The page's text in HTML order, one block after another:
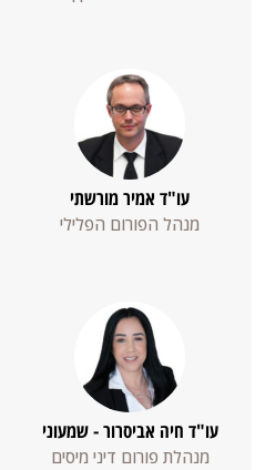
meeslepende
welkomstbonus
voor
nieuwe
spelers
is
meest
genereuze
in
de
עו"ד אמיר מורשתי
מנהל הפורום הפלילי
עו"ד חיה אביסרור - שמעוני
מנהלת פורום דיני מיסים